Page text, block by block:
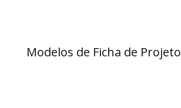
Modelos de Ficha de Projeto